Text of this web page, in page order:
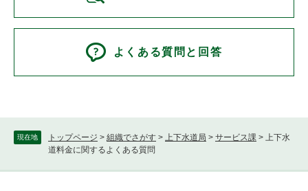
現在地 トップページ > 組織でさがす > 上下水道局 > サービス課 >
上下水
道料金に関するよくある質問
よくある質問と回答